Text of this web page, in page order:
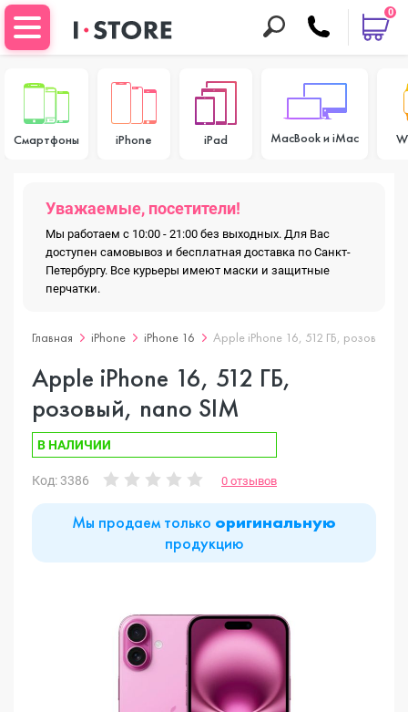
0
Смартфоны iPhone iPad MacBook и iMac
Уважаемые, посетители!
Мы работаем с 10:00 - 21:00 без выходных. Для Вас
доступен самовывоз и бесплатная доставка по Санкт-
Петербургу. Все курьеры имеют маски и защитные
перчатки.
Главная iPhone iPhone 16 Apple iPhone 16, 512 ГБ, розовый,
Apple iPhone 16, 512 ГБ,
розовый, nano SIM
В НАЛИЧИИ
Код: 3386 0 отзывов
Мы продаем только оригинальную
продукцию